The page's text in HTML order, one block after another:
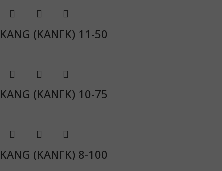
KANG (ΚΑΝΓΚ) 11-50
KANG (ΚΑΝΓΚ) 10-75
KANG (ΚΑΝΓΚ) 8-100